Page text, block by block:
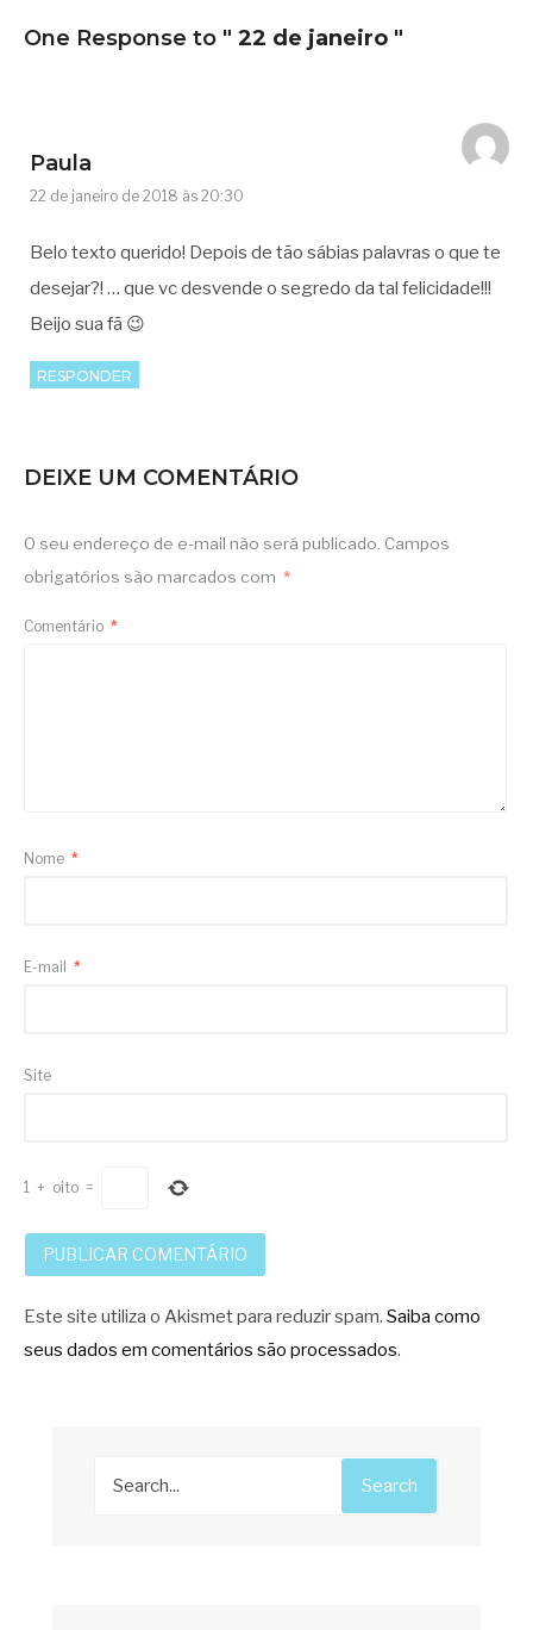
One Response to " 22 de janeiro "
Paula
22 de janeiro de 2018 às 20:30
Belo texto querido! Depois de tão sábias palavras o que te
desejar?! … que vc desvende o segredo da tal felicidade!!!
Beijo sua fã 😉
RESPONDER
DEIXE UM COMENTÁRIO
O seu endereço de e-mail não será publicado. Campos
obrigatórios são marcados com *
Comentário *
Nome *
E-mail *
Site
1 + oito =
Este site utiliza o Akismet para reduzir spam. Saiba como
seus dados em comentários são processados.
Search